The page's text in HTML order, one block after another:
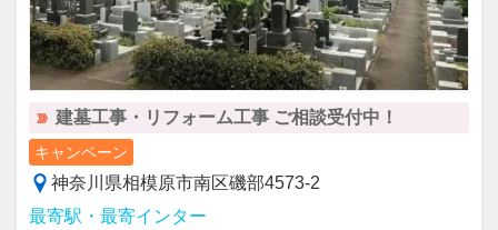
建墓工事・リフォーム工事 ご相談受付中！
キャンペーン
神奈川県相模原市南区磯部4573-2
最寄駅・最寄インター